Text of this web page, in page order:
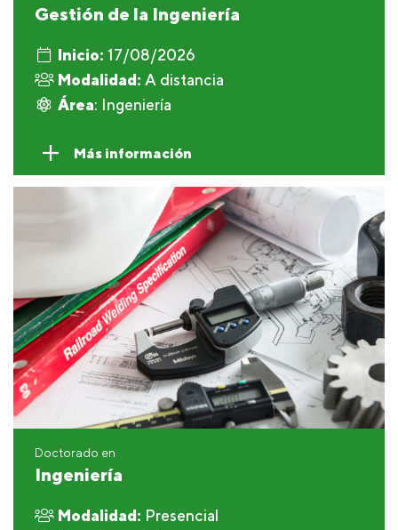
Gestión de la Ingeniería
Inicio: 17/08/2026
Modalidad: A distancia
Área: Ingeniería
Más información
Doctorado en
Ingeniería
Modalidad: Presencial